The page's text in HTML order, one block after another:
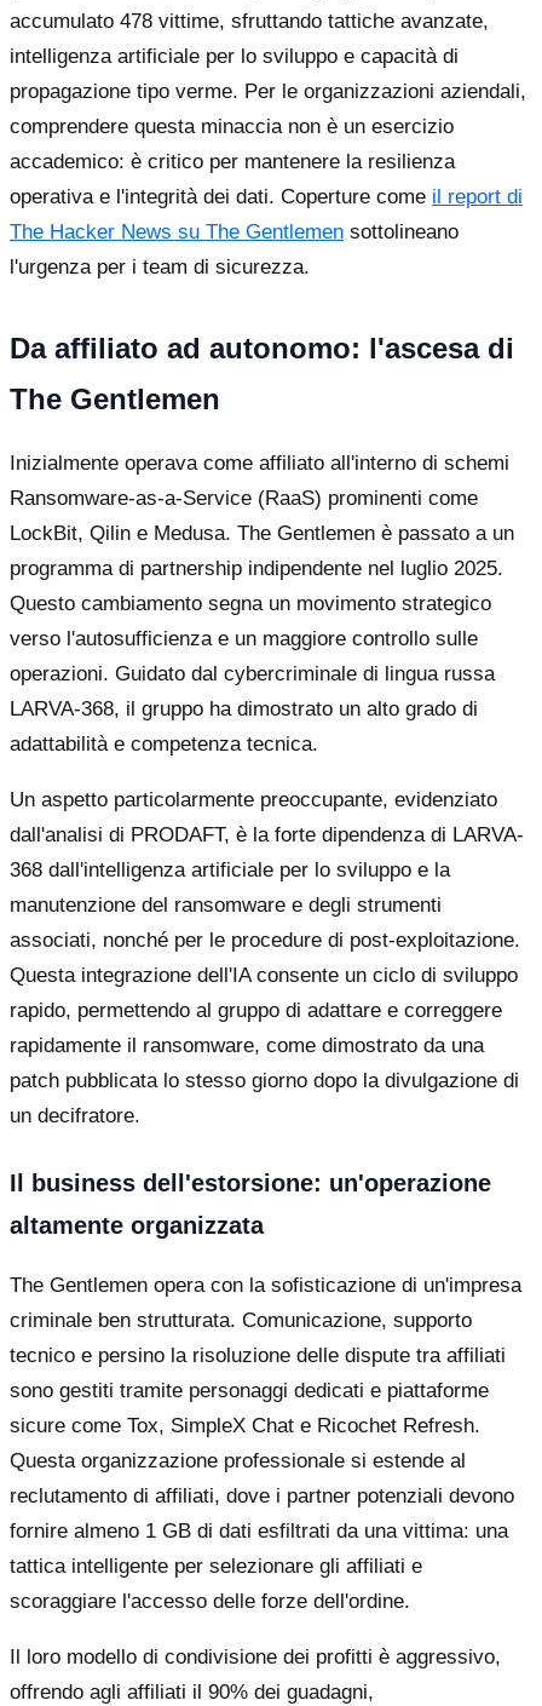
accumulato 478 vittime, sfruttando tattiche avanzate,
intelligenza artificiale per lo sviluppo e capacità di
propagazione tipo verme. Per le organizzazioni aziendali,
comprendere questa minaccia non è un esercizio
accademico: è critico per mantenere la resilienza
operativa e l'integrità dei dati. Coperture come il report di
The Hacker News su The Gentlemen sottolineano
l'urgenza per i team di sicurezza.
Da affiliato ad autonomo: l'ascesa di
The Gentlemen
Inizialmente operava come affiliato all'interno di schemi
Ransomware-as-a-Service (RaaS) prominenti come
LockBit, Qilin e Medusa. The Gentlemen è passato a un
programma di partnership indipendente nel luglio 2025.
Questo cambiamento segna un movimento strategico
verso l'autosufficienza e un maggiore controllo sulle
operazioni. Guidato dal cybercriminale di lingua russa
LARVA-368, il gruppo ha dimostrato un alto grado di
adattabilità e competenza tecnica.
Un aspetto particolarmente preoccupante, evidenziato
dall'analisi di PRODAFT, è la forte dipendenza di LARVA-
368 dall'intelligenza artificiale per lo sviluppo e la
manutenzione del ransomware e degli strumenti
associati, nonché per le procedure di post-exploitazione.
Questa integrazione dell'IA consente un ciclo di sviluppo
rapido, permettendo al gruppo di adattare e correggere
rapidamente il ransomware, come dimostrato da una
patch pubblicata lo stesso giorno dopo la divulgazione di
un decifratore.
Il business dell'estorsione: un'operazione
altamente organizzata
The Gentlemen opera con la sofisticazione di un'impresa
criminale ben strutturata. Comunicazione, supporto
tecnico e persino la risoluzione delle dispute tra affiliati
sono gestiti tramite personaggi dedicati e piattaforme
sicure come Tox, SimpleX Chat e Ricochet Refresh.
Questa organizzazione professionale si estende al
reclutamento di affiliati, dove i partner potenziali devono
fornire almeno 1 GB di dati esfiltrati da una vittima: una
tattica intelligente per selezionare gli affiliati e
scoraggiare l'accesso delle forze dell'ordine.
Il loro modello di condivisione dei profitti è aggressivo,
offrendo agli affiliati il 90% dei guadagni,